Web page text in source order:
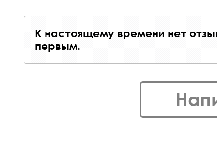
К настоящему времени нет
первым.